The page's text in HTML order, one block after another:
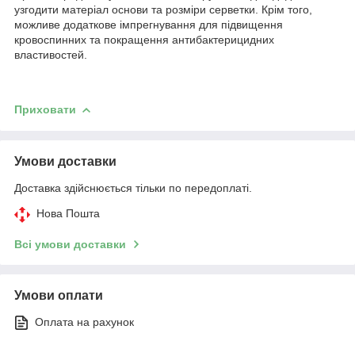
узгодити матеріал основи та розміри серветки. Крім того,
можливе додаткове імпрегнування для підвищення
кровоспинних та покращення антибактерицидних
властивостей.
Приховати
Умови доставки
Доставка здійснюється тільки по передоплаті.
Нова Пошта
Всі умови доставки
Умови оплати
Оплата на рахунок